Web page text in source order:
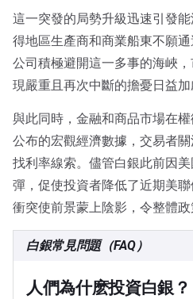
這一突發的局勢升級迅速引發
得地區生產商和商業船東不願
公司積極避開這一多事的海峽
現嚴重且再次中斷的擔憂日益加
與此同時，金融和商品市場在
公布的宏觀經濟數據，交易者
找利率線索。儘管白銀此前因
彈，促使投資者降低了近期美
衝突使前景蒙上陰影，令整體政
白銀常見問題（FAQ）
人們為什麽投資白銀？